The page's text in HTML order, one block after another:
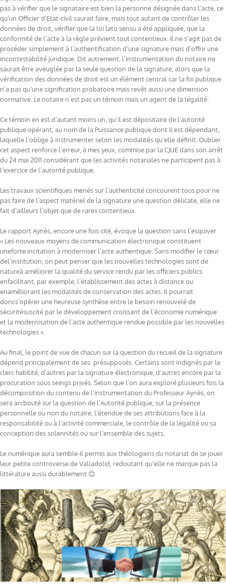
pas à vérifier que le signataire est bien la personne désignée dans l’acte, ce
qu’un Officier d’Etat-civil saurait faire, mais tout autant de contrôler les
données de droit, vérifier que la loi lato sensu a été appliquée, que la
conformité de l’acte à la règle prévient tout contentieux. Il ne s’agit pas de
procéder simplement à l’authentification d’une signature mais d’offrir une
incontestabilité juridique . Dit autrement, l’instrumentation du notaire ne
saurait être aveuglée par la seule question de la signature, alors que la
vérification des données de droitestun élément central car la foi publique
n’a pas qu’une signification probatoire mais revêt aussi une dimension
normative. Le notaire n’est pas un témoin mais un agent de la légalité.
Ce témoin en est d’autant moins un, qu’il est dépositaire de l’autorité
publique opérant, au nom de la Puissance publique dont il est dépendant,
laquelle l’oblige à instrumenter selon les modalités qu’elle définit. Oublier
cet aspect renforce l’erreur, à mes yeux, commise par la CJUE dans son arrêt
du 24 mai 2011 considérant que les activités notariales ne participent pas à
l’exercice de l’autorité publique.
Les travaux scientifiques menés sur l’authenticité concourent tous pour ne
pas faire de l’aspect matériel de la signature une question délicate, elle ne
fait d’ailleurs l’objet que de rares contentieux
Le rapport Aynès, encore une fois cité, évoque la question sans l’esquiver
« Les nouveaux moyensdecommunication électroniqueconstituent
uneforte incitation à moderniser l’acteauthentique. Sans modifier lecœur
del’institution, on peut penserque les nouvellestechnologiessontde
natureà améliorer la qualitéduservice rendu par lesofficiers publics
enfacilitant, parexemple, l’établissementdesactesà distanceou
enaméliorant les modalitésdeconservation desactes. Il pourrait
doncs’opérerune heureusesynthèseentre le besoin renouveléde
sécuritésuscité par ledéveloppementcroissantde l’économie numérique
et la modernisation de l’acteauthentique rendue possible par les nouvelles
technologies »
Au final, le point de vue de chacun sur la question du recueil de la signature
dépend principalement de ses présupposés. Certains sont indignés par le
clerc habilité, d’autres par la signature électronique, d’autres encore par la
procuration sous seings privés. Selon que l’on aura exploré plusieurs fois la
décomposition du contenu de l’instrumentation du Professeur Aynès, on
sera arcbouté sur la question de l’Autorité publique, sur la présence
personnelle ou non du notaire, l’étendue de ses attributions face à la
responsabilité ou à l’activité commerciale, le contrôle de la légalité ou sa
conception des solennités ou sur l’ensemble des sujets.
Le numérique aura semble-il permis aux théologiens du notariat de se jouer
leur petitecontroversede Valladolid, redoutant qu’elle ne marque pas la
littérature aussi durablement 😊